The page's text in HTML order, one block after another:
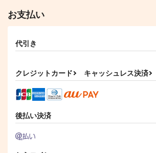
お支払い
代引き
クレジットカード キャッシュレス決済
後払い決済